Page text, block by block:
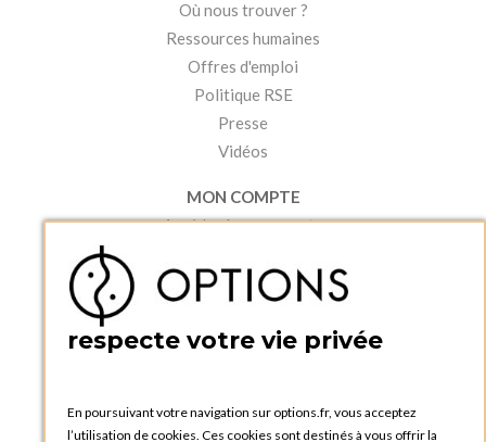
Où nous trouver ?
Ressources humaines
Offres d'emploi
Politique RSE
Presse
Vidéos
MON COMPTE
Accéder à mon compte
Créer un compte
PRATIQUE
Catalogues et bons de commande
Tutoriels
respecte votre vie privée
En poursuivant votre navigation sur options.fr, vous acceptez
l’utilisation de cookies. Ces cookies sont destinés à vous offrir la